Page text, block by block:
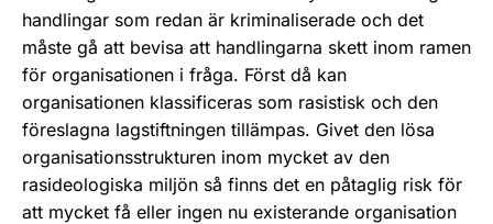
handlingar som redan är kriminaliserade och det
måste gå att bevisa att handlingarna skett inom ramen
för organisationen i fråga. Först då kan
organisationen klassificeras som rasistisk och den
föreslagna lagstiftningen tillämpas. Givet den lösa
organisationsstrukturen inom mycket av den
rasideologiska miljön så finns det en påtaglig risk för
att mycket få eller ingen nu existerande organisation